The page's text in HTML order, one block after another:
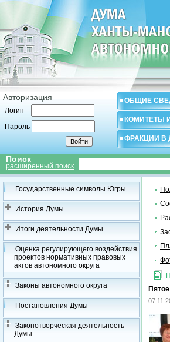
Авторизация
Логин
Пароль
ОБЩИЕ
КОМИТЕТЫ
ФРАКЦИИ В
Поиск
расширенный поиск
Государственные символы Югры
История Думы
Итоги деятельности Думы
Оценка регулирующего воздействия
проектов нормативных правовых
актов автономного округа
Законы автономного округа
Постановления Думы
Законотворческая деятельность
Думы